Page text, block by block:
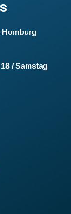
Homburg
/ Samstag